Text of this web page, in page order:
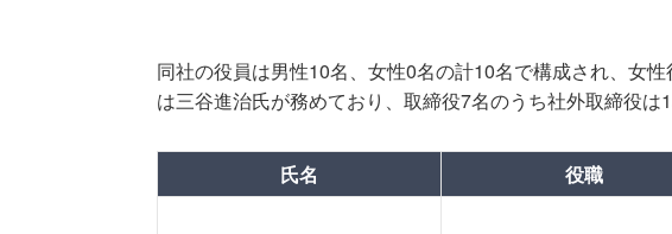
同社の役員は男性10名、女性0名の計10名で構成され、女
は三谷進治氏が務めており、取締役7名のうち社外取締役は
氏名 役職